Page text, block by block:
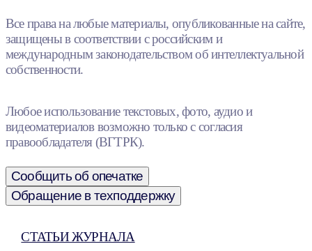
Все права на любые материалы, опубликованные на сайте,
защищены в соответствии с российским и
международным законодательством об интеллектуальной
собственности.
Любое использование текстовых, фото, аудио и
видеоматериалов возможно только с согласия
правообладателя (ВГТРК).
Сообщить об опечатке
Обращение в техподдержку
СТАТЬИ ЖУРНАЛА